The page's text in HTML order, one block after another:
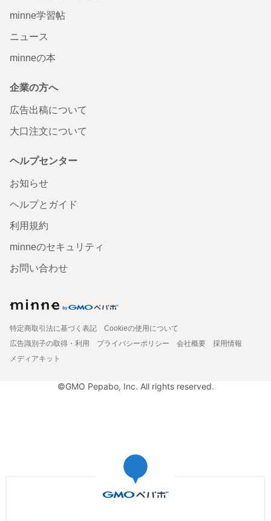
minne学習帖
ニュース
minneの本
企業の方へ
広告出稿について
大口注文について
ヘルプセンター
お知らせ
ヘルプとガイド
利用規約
minneのセキュリティ
お問い合わせ
特定商取引法に基づく表記
Cookieの使用について
広告識別子の取得・利用
プライバシーポリシー 会社概要
採用情報
メディアキット
©GMO Pepabo, Inc. All rights reserved.